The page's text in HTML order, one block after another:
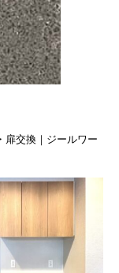
扉交換｜ジールワー